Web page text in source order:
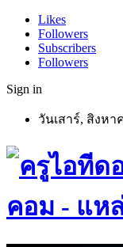
Likes
Followers
Subscribers
Followers
Sign in
วันเสาร์, สิงหา
คอม - แห